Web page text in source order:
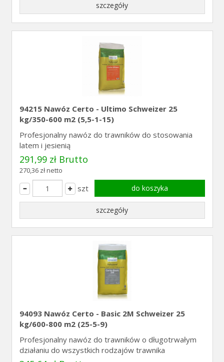
szczegóły
94215 Nawóz Certo - Ultimo Schweizer 25
kg/350-600 m2 (5,5-1-15)
Profesjonalny nawóz do trawników do stosowania
latem i jesienią
291,99 zł Brutto
270,36 zł netto
szt do koszyka
szczegóły
94093 Nawóz Certo - Basic 2M Schweizer 25
kg/600-800 m2 (25-5-9)
Profesjonalny nawóz do trawników o długotrwałym
działaniu do wszystkich rodzajów trawnika